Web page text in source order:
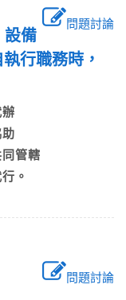
問題討論
設備
行職務時，
辦
助
同管轄
。
問題討論